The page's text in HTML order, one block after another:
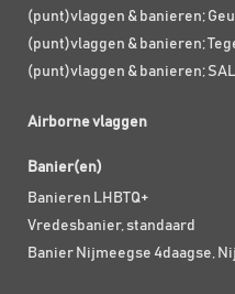
(punt)vlaggen & banieren;
(punt)vlaggen & banieren;
(punt)vlaggen & banieren;
Airborne vlaggen
Banier(en)
Banieren LHBTQ+
Vredesbanier, standaard
Banier Nijmeegse 4daagse,